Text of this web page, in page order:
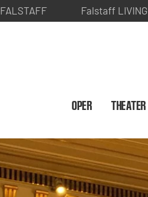
FALSTAFF Falstaff LIVING
OPER THEATER